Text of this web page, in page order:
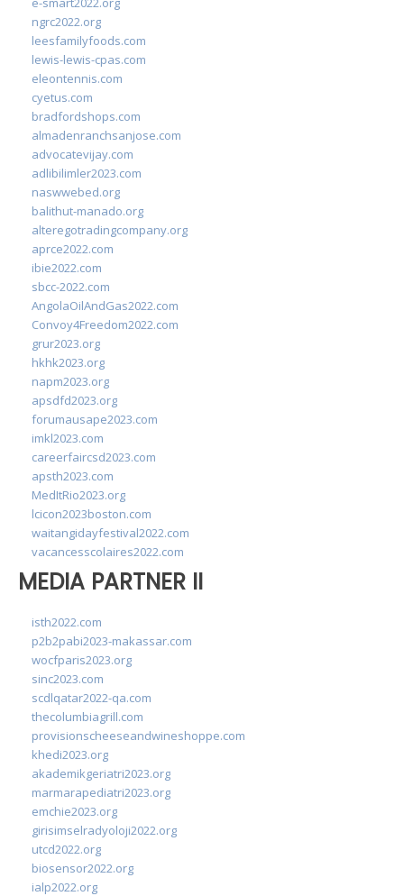
ngrc2022.org
leesfamilyfoods.com
lewis-lewis-cpas.com
eleontennis.com
cyetus.com
bradfordshops.com
almadenranchsanjose.com
advocatevijay.com
adlibilimler2023.com
naswwebed.org
balithut-manado.org
alteregotradingcompany.org
aprce2022.com
ibie2022.com
sbcc-2022.com
AngolaOilAndGas2022.com
Convoy4Freedom2022.com
grur2023.org
hkhk2023.org
napm2023.org
apsdfd2023.org
forumausape2023.com
imkl2023.com
careerfaircsd2023.com
apsth2023.com
MedItRio2023.org
lcicon2023boston.com
waitangidayfestival2022.com
vacancesscolaires2022.com
MEDIA PARTNER II
isth2022.com
p2b2pabi2023-makassar.com
wocfparis2023.org
sinc2023.com
scdlqatar2022-qa.com
thecolumbiagrill.com
provisionscheeseandwineshoppe.com
khedi2023.org
akademikgeriatri2023.org
marmarapediatri2023.org
emchie2023.org
girisimselradyoloji2022.org
utcd2022.org
biosensor2022.org
ialp2022.org